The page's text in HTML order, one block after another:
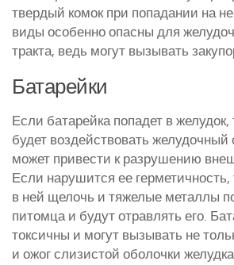
твердый комок при попадании на
виды особенно опасны для
тракта, ведь могут вызывать
Батарейки
Если батарейка попадет в желудок,
будет воздействовать желудочный
может привести к разрушению
Если нарушится ее
в ней щелочь и тяжелые металлы
питомца и будут отравлять его.
токсичны и могут вызывать не
и ожог слизистой оболочки